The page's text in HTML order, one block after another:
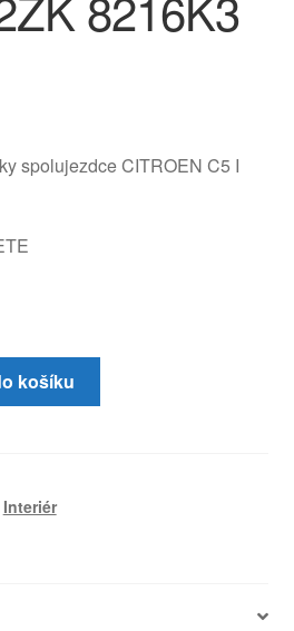
spolujezdce CITROEN C5 I
košíku
Interiér